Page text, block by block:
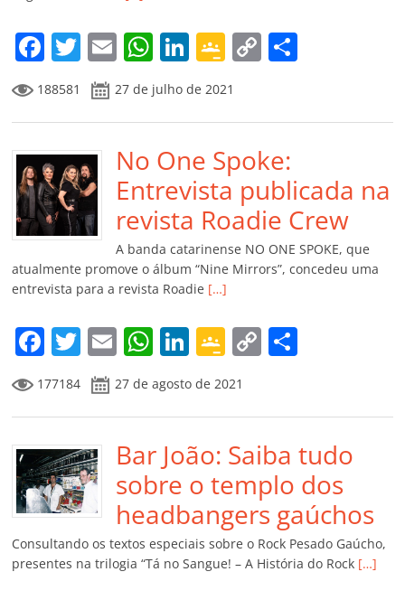
m
F
a
c
e
b
o
o
k
T
w
itt
er
E
m
ai
l
W
h
at
s
A
p
p
Li
n
k
e
dI
n
G
o
o
gl
e
Cl
a
ss
ro
o
m
C
y
Li
n
k
p
til
h
ar
188581 27 de julho de 2021
No One Spoke:
Entrevista publicada na
revista Roadie Crew
A banda catarinense NO ONE SPOKE, que
atualmente promove o álbum “Nine Mirrors”, concedeu uma
entrevista para a revista Roadie […]
F
a
c
e
b
o
o
k
T
w
itt
er
E
m
ai
l
W
at
s
A
p
p
Li
n
k
e
dI
n
G
o
o
gl
e
Cl
a
ss
ro
C
y
Li
n
k
p
ar
til
h
ar
177184 27 de agosto de 2021
Bar João: Saiba tudo
sobre o templo dos
headbangers gaúchos
Consultando os textos especiais sobre o Rock Pesado Gaúcho,
presentes na trilogia “Tá no Sangue! – A História do Rock […]